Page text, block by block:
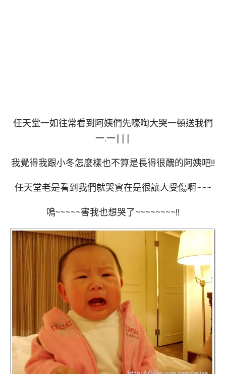
任天堂一如往常看到阿姨們先嚎啕大哭一頓送我們
一.一|||
我覺得我跟小冬怎麼樣也不算是長得很醜的阿姨吧!!
任天堂老是看到我們就哭實在是很讓人受傷啊~~~
嗚~~~~~害我也想哭了~~~~~~~~!!